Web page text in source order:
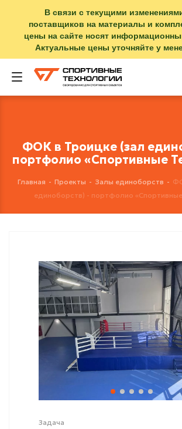
В связи с текущими
поставщиков на материалы и
цены на сайте носят
Актуальные цены уточняйте у
ФОК в Троицке (зал
портфолио «Спортивные
Главная - Проекты - Залы единоборств -
единоборств) - портфолио «Спортивные
Задача